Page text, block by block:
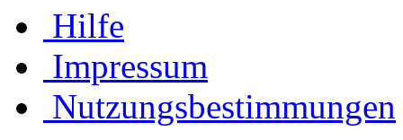
Hilfe
Impressum
Nutzungsbestimmungen